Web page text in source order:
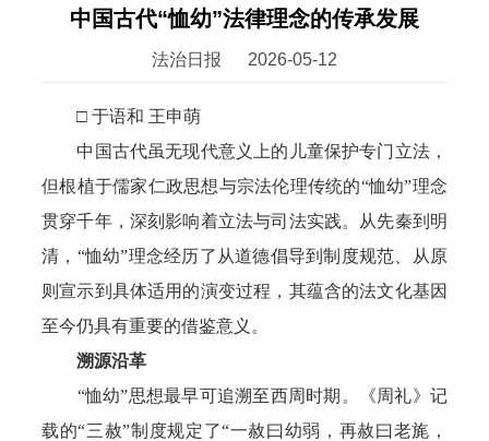
中国古代“恤幼”法律理念的传承发展
法治日报 2026-05-12
□ 于语和 王申萌
中国古代虽无现代意义上的儿童保护专门立法，
但根植于儒家仁政思想与宗法伦理传统的“恤幼”理念
贯穿千年，深刻影响着立法与司法实践。从先秦到明
清，“恤幼”理念经历了从道德倡导到制度规范、从原
则宣示到具体适用的演变过程，其蕴含的法文化基因
至今仍具有重要的借鉴意义。
溯源沿革
“恤幼”思想最早可追溯至西周时期。《周礼》记
载的“三赦”制度规定了“一赦曰幼弱，再赦曰老旄，